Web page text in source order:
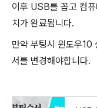
이후 USB를 꼽고 컴
치가 완료됩니다.
만약 부팅시 윈도우10
서를 변경해야합니다.